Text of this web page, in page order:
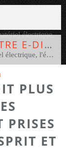
LE BLOG D'ELECTRIK®, VOTRE E-DISTRIBUTEUR DE MATÉRIEL ÉLECTRIQUE, ÉCLAIRAGE, CHAUFFAGE
Le blog Electrik , pour en savoir plus le matériel électrique, l'éclairage et le chauffage électrique. Vous un pro ou un bricoleur ? Pour achetez votre matériel électrique et électrotechnique, éclairage, chauffage au meilleur prix, rendez-vous sur www.electrik.fr , le distributeur 100% en ligne ! Electrik.fr e-distributeur de plus de 75 marques dont ABB, Applimo, Eur'ohm, Ensto, SLV, Novolux, Campa, Delta Dore, Theben, Gewiss, Cembre, Europole, Finsecur, Fermax, Honewell, Indigo... Pour vos travaux électriques, vous pourrez dire : Mon élec en 3 clics, c'est Electrik ! #electrik #MonElecEn3Clics
PLUS
PRISES
ET